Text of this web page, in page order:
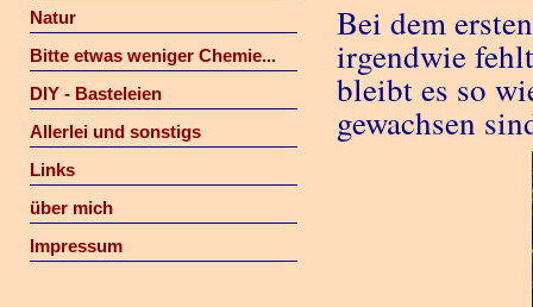
Natur
Bitte etwas weniger Chemie...
DIY - Basteleien
Allerlei und sonstigs
Links
über mich
Impressum
Bei dem
irgendwie
bleibt es so
gewachsen